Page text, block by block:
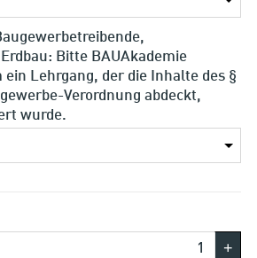
Bitte BAUAkademie
Lehrgang, der die Inhalte des §
Verordnung abdeckt,
wurde.
+